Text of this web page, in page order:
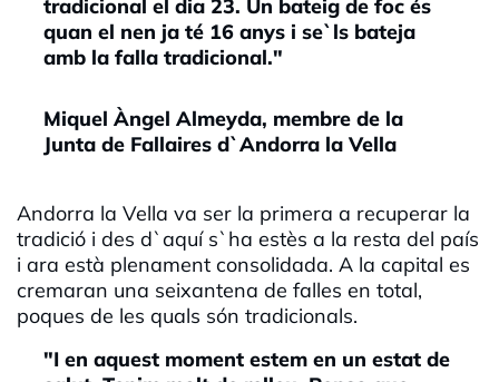
tradicional el dia 23. Un bateig de foc és
quan el nen ja té 16 anys i se`ls bateja
amb la falla tradicional."
Miquel Àngel Almeyda, membre de la
Junta de Fallaires d`Andorra la Vella
Andorra la Vella va ser la primera a recuperar la
tradició i des d`aquí s`ha estès a la resta del país
i ara està plenament consolidada. A la capital es
cremaran una seixantena de falles en total,
poques de les quals són tradicionals.
"I en aquest moment estem en un estat de